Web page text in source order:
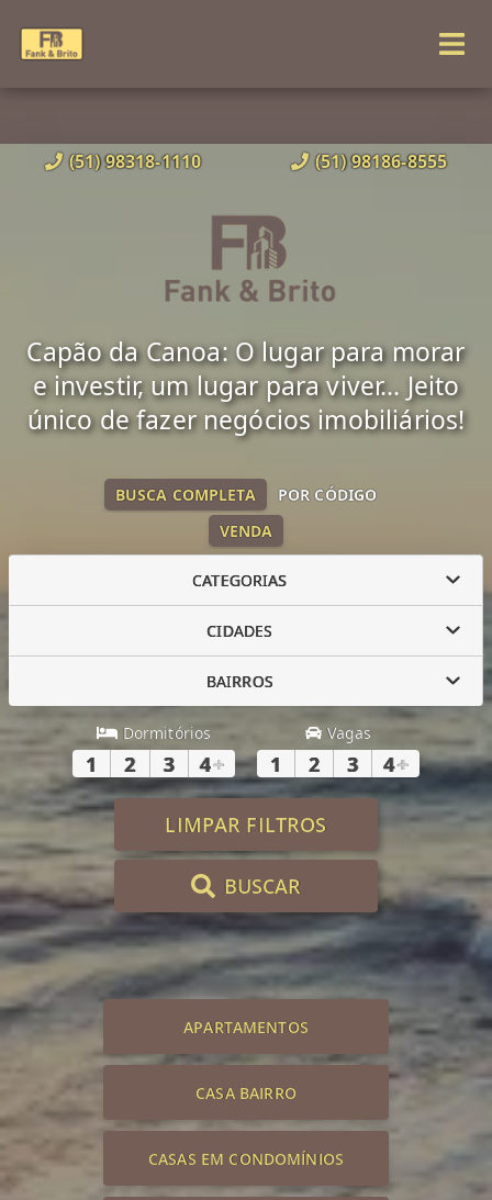
(51) 98318-1110 (51) 98186-8555
Capão da Canoa: O lugar para morar
e investir, um lugar para viver... Jeito
único de fazer negócios imobiliários!
VENDA
BUSCA COMPLETA POR CÓDIGO
CATEGORIAS
CIDADES
BAIRROS
Dormitórios
1 2 3 4+
Vagas
1 2 3 4+
LIMPAR FILTROS
BUSCAR
APARTAMENTOS
CASA BAIRRO
CASAS EM CONDOMÍNIOS